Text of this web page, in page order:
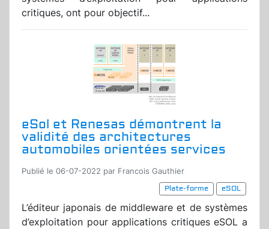
critiques, ont pour objectif...
eSol et Renesas démontrent la
validité des architectures
automobiles orientées services
Publié le 06-07-2022 par Francois Gauthier
Plate-forme
eSOL
L’éditeur japonais de middleware et de systèmes
d’exploitation pour applications critiques eSOL a